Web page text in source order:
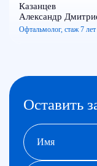
Казанцев
Александр
Офтальмолог, стаж 7 лет
Оставить